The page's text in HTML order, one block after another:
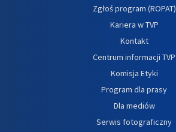
Zgłoś program (ROPAT)
Kariera w TVP
Kontakt
Centrum informacji TVP
Komisja Etyki
Program dla prasy
Dla mediów
Serwis fotograficzny